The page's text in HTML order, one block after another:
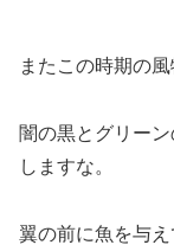
またこの時期の
闇の黒とグリー
しますな。
翼の前に魚を与え